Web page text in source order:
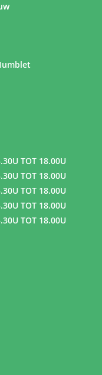
TOT 18.00U
TOT 18.00U
TOT 18.00U
TOT 18.00U
TOT 18.00U